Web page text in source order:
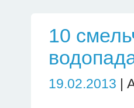
10
19.02.2013 |